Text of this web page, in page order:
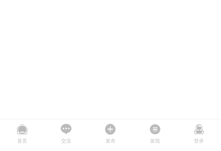
首页 交流 发布 发现 登录